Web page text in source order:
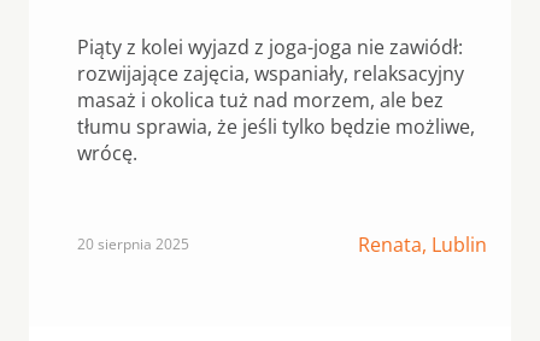
Piąty z kolei wyjazd z joga-joga nie zawiódł:
rozwijające zajęcia, wspaniały, relaksacyjny
masaż i okolica tuż nad morzem, ale bez
tłumu sprawia, że jeśli tylko będzie możliwe,
wrócę.
20 sierpnia 2025 Renata, Lublin